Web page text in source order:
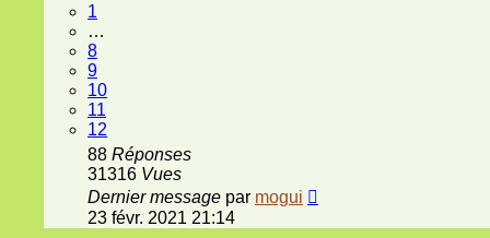
1
…
8
9
10
11
12
88 Réponses
31316 Vues
Dernier message par mogui
23 févr. 2021 21:14